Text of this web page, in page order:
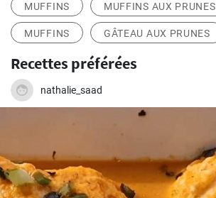
MUFFINS MUFFINS AUX PRUNES
MUFFINS GÂTEAU AUX PRUNES
Recettes préférées
nathalie_saad